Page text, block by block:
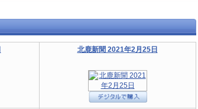
北鹿新聞 2021年2月25日